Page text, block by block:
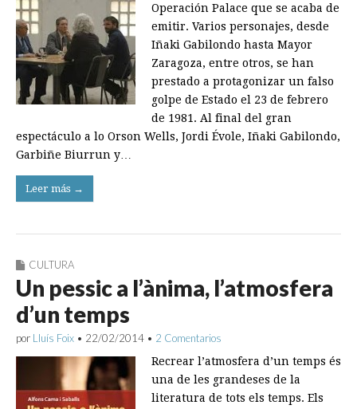
Operación Palace que se acaba de
emitir. Varios personajes, desde
Iñaki Gabilondo hasta Mayor
Zaragoza, entre otros, se han
prestado a protagonizar un falso
golpe de Estado el 23 de febrero
de 1981. Al final del gran
espectáculo a lo Orson Wells, Jordi Évole, Iñaki Gabilondo,
Garbiñe Biurrun y…
Leer más →
CULTURA
Un pessic a l’ànima, l’atmosfera
d’un temps
por Lluís Foix • 22/02/2014 • 2 Comentarios
Recrear l’atmosfera d’un temps és
una de les grandeses de la
literatura de tots els temps. Els